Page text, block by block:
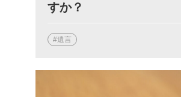
すか？
#遺言